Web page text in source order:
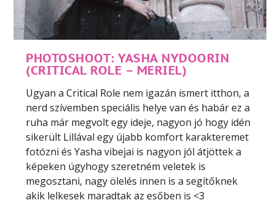
PHOTOSHOOT: YASHA NYDOORIN
(CRITICAL ROLE – MERIEL)
Ugyan a Critical Role nem igazán ismert itthon, a
nerd szívemben speciális helye van és habár ez a
ruha már megvolt egy ideje, nagyon jó hogy idén
sikerült Lillával egy újabb komfort karakteremet
fotózni és Yasha vibejai is nagyon jól átjöttek a
képeken úgyhogy szeretném veletek is
megosztani, nagy ölelés innen is a segítőknek
akik lelkesek maradtak az esőben is <3